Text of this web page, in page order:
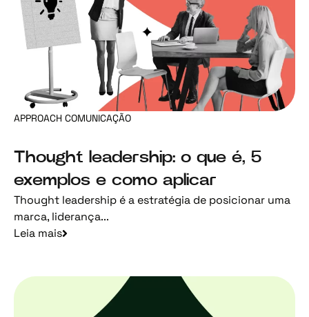
APPROACH COMUNICAÇÃO
Thought leadership: o que é, 5
exemplos e como aplicar
Thought leadership é a estratégia de posicionar uma
marca, liderança...
Leia mais